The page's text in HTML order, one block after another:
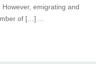
emigrating and
of […] ...